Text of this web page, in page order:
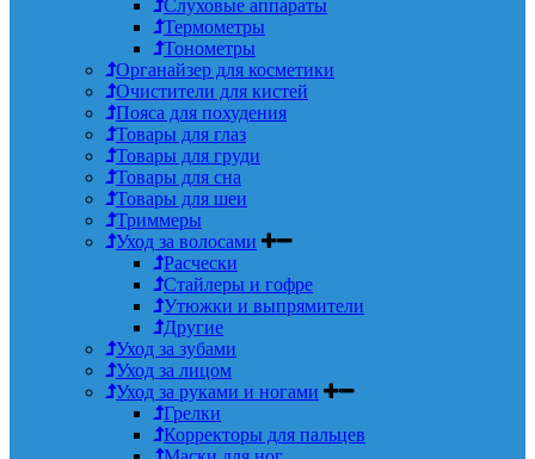
Слуховые аппараты
Термометры
Тонометры
Органайзер для косметики
Очистители для кистей
Пояса для похудения
Товары для глаз
Товары для груди
Товары для сна
Товары для шеи
Триммеры
Уход за волосами
Расчески
Стайлеры и гофре
Утюжки и выпрямители
Другие
Уход за зубами
Уход за лицом
Уход за руками и ногами
Грелки
Корректоры для пальцев